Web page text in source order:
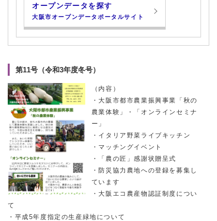
オープンデータを探す
大阪市オープンデータポータルサイト
第11号（令和3年度冬号）
（内容）
・大阪市都市農業振興事業「秋の
農業体験」・「オンラインセミナ
ー」
・イタリア野菜ライブキッチン
・マッチングイベント
・「農の匠」感謝状贈呈式
・防災協力農地への登録を募集し
ています
・大阪エコ農産物認証制度につい
て
・平成5年度指定の生産緑地について